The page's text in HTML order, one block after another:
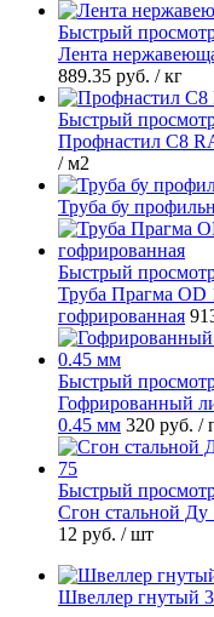
Быстрый
Лента
889.35 руб. / кг
Быстрый
Профнастил С8
/ м2
Труба бу
Быстрый
Труба Прагма OD
гофрированная
Быстрый
Гофрированный
0.45 мм 320 руб. /
Быстрый
Сгон стальной
12 руб. / шт
Швеллер гнутый